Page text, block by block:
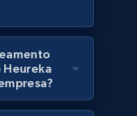
description,
price, Discount,
Comece agora
Heureka